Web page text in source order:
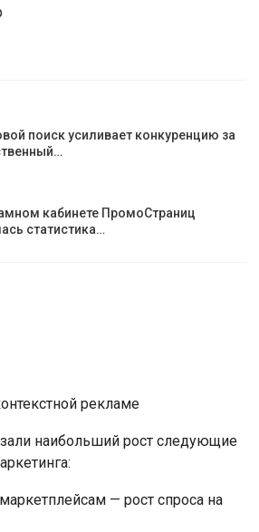
поиск усиливает конкуренцию за
кабинете ПромоСтраниц
статистика…
рекламе
наибольший рост следующие
— рост спроса на